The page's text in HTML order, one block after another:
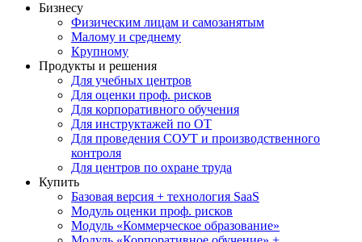
Бизнесу
Физическим лицам и самозанятым
Малому и среднему
Крупному
Продукты и решения
Для учебных центров
Для оценки проф. рисков
Для корпоративного обучения
Для инструктажей по ОТ
Для проведения СОУТ и производственного
контроля
Для центров по охране труда
Купить
Базовая версия + технология SaaS
Модуль оценки проф. рисков
Модуль «Коммерческое образование»